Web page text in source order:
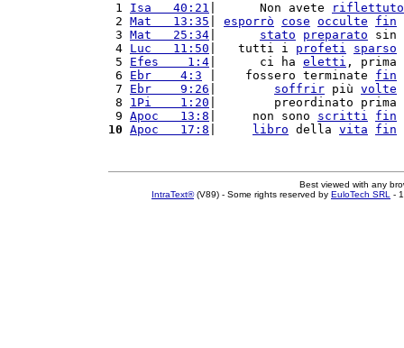
1 Isa   40:21 |      Non avete
riflettuto
2 Mat   13:35 esporrò cose occulte fin
3 Mat   25:34 stato preparato sin
4 Luc   11:50 |   tutti i profeti sparso
5 Efes    1:4 |      ci ha eletti ,
6 Ebr    4:3 |    fossero terminate fin
7 Ebr    9:26 soffrir più volte
8 1Pi    1:20 |        preordinato
9 Apoc   13:8 |     non sono scritti fin
10 Apoc   17:8 libro della vita fin
Best viewed with any
IntraText®(V89) - Some rights reserved by EuloTech SRL -